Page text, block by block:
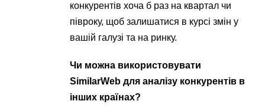
конкурентів хоча б раз на квартал чи
півроку, щоб залишатися в курсі змін у
вашій галузі та на ринку.
Чи можна використовувати
SimilarWeb для аналізу конкурентів в
інших країнах?